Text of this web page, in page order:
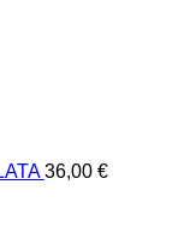
36,00 €